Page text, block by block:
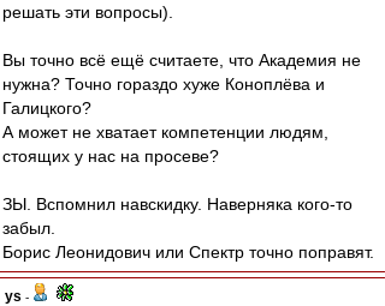
решать эти вопросы).
Вы точно всё ещё считаете, что Академия не
нужна? Точно гораздо хуже Коноплёва и
Галицкого?
А может не хватает компетенции людям,
стоящих у нас на просеве?
ЗЫ. Вспомнил навскидку. Наверняка кого-то
забыл.
Борис Леонидович или Спектр точно поправят.
ys -